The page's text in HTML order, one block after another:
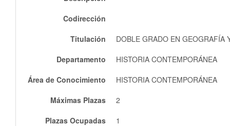
Codirección
Titulación
DOBLE GRADO EN GEOGRAFÍA
Departamento
HISTORIA CONTEMPORÁNEA
Área de Conocimiento
HISTORIA CONTEMPORÁNEA
Máximas Plazas
2
Plazas Ocupadas
1